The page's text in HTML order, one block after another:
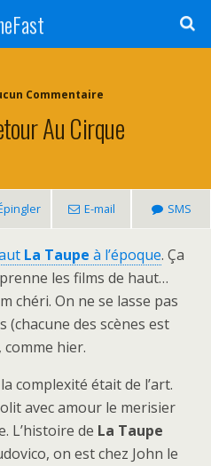
Commentaire
Au Cirque
E-mail SMS
La Taupe à l’époque. Ça
les films de haut…
chéri. On ne se lasse pas
des scènes est
hier.
complexité était de l’art.
avec amour le merisier
L’histoire de La Taupe
on est chez John le